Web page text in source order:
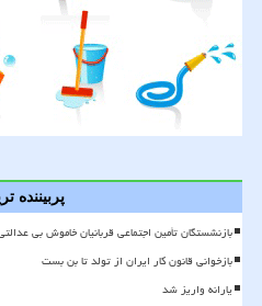
پربیننده
بازنشستگان تأمین اجتماعی قربانیان خاموش بی
بازخوانی قانون کار ایران از تولد تا بن بست
یارانه واریز شد